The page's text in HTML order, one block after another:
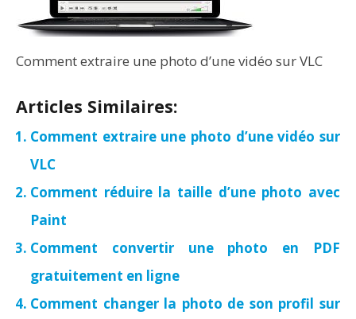
Comment extraire une photo d’une vidéo sur VLC
Articles Similaires:
Comment extraire une photo d’une vidéo sur
VLC
Comment réduire la taille d’une photo avec
Paint
Comment convertir une photo en PDF
gratuitement en ligne
Comment changer la photo de son profil sur